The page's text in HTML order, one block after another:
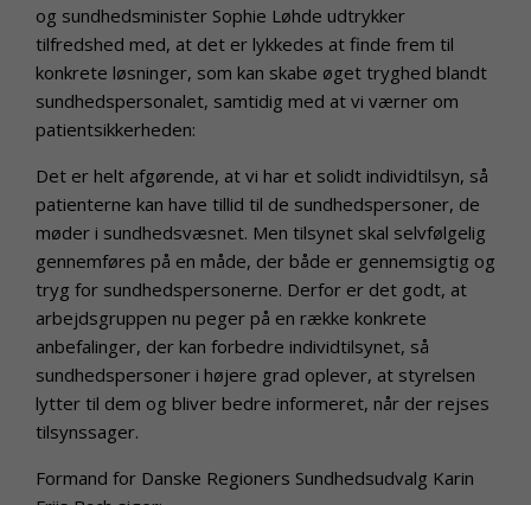
og sundhedsminister Sophie Løhde udtrykker
tilfredshed med, at det er lykkedes at finde frem til
konkrete løsninger, som kan skabe øget tryghed blandt
sundhedspersonalet, samtidig med at vi værner om
patientsikkerheden:
Det er helt afgørende, at vi har et solidt individtilsyn, så
patienterne kan have tillid til de sundhedspersoner, de
møder i sundhedsvæsnet. Men tilsynet skal selvfølgelig
gennemføres på en måde, der både er gennemsigtig og
tryg for sundhedspersonerne. Derfor er det godt, at
arbejdsgruppen nu peger på en række konkrete
anbefalinger, der kan forbedre individtilsynet, så
sundhedspersoner i højere grad oplever, at styrelsen
lytter til dem og bliver bedre informeret, når der rejses
tilsynssager.
Formand for Danske Regioners Sundhedsudvalg Karin